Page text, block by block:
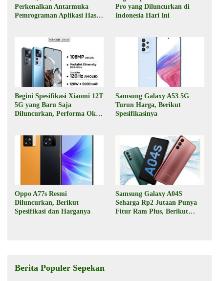
Perkenalkan Antarmuka
Pemrograman Aplikasi Hasil
Pro yang Diluncurkan di
Indonesia Hari Ini
Begini Spesifikasi Xiaomi 12T
5G yang Baru Saja
Diluncurkan, Performa Oke,
Samsung Galaxy A53 5G
Turun Harga, Berikut
Spesifikasinya
Oppo A77s Resmi
Diluncurkan, Berikut
Spesifikasi dan Harganya
Samsung Galaxy A04S
Seharga Rp2 Jutaan Punya
Fitur Ram Plus, Berikut
Berita Populer Sepekan